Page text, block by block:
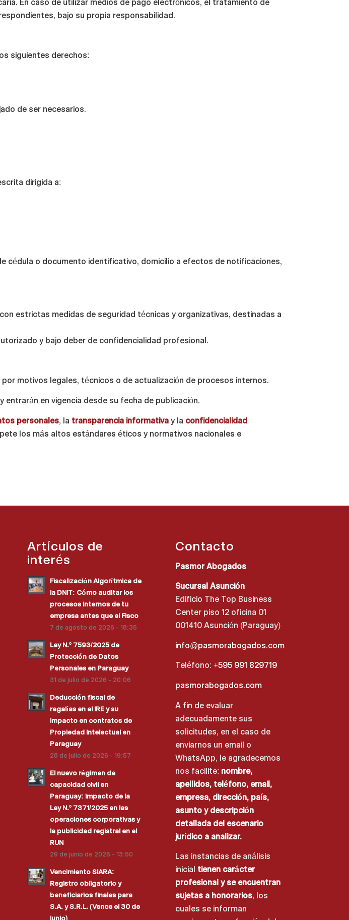
En caso de utilizar medios de pago electrónicos, el tratamiento de
bajo su propia responsabilidad.
siguientes derechos:
de ser necesarios.
dirigida a:
cédula o documento identificativo, domicilio a efectos de notificaciones,
estrictas medidas de seguridad técnicas y organizativas, destinadas a
y bajo deber de confidencialidad profesional.
motivos legales, técnicos o de actualización de procesos internos.
en vigencia desde su fecha de publicación.
personales, la transparencia informativa y la confidencialidad
los más altos estándares éticos y normativos nacionales e
Artículos de
interés
Fiscalización Algorítmica de
la DNIT: Cómo auditar los
procesos internos de tu
empresa antes que el Fisco
7 de agosto de 2026 - 18:35
Ley N.º 7593/2025 de
Protección de Datos
Personales en Paraguay
31 de julio de 2026 - 20:06
Deducción fiscal de
regalías en el IRE y su
impacto en contratos de
Propiedad Intelectual en
Paraguay
28 de julio de 2026 - 19:57
El nuevo régimen de
capacidad civil en
Paraguay: impacto de la
Ley N.º 7371/2025 en las
operaciones corporativas y
la publicidad registral en el
RUN
29 de junio de 2026 - 13:50
Vencimiento SIARA:
Registro obligatorio y
beneficiarios finales para
S.A. y S.R.L. (Vence el 30 de
junio)
Contacto
Pasmor Abogados
Sucursal Asunción
Edificio The Top Business
Center piso 12 oficina 01
001410 Asunción (Paraguay)
info@pasmorabogados.com
Teléfono: +595 991 829719
pasmorabogados.com
A fin de evaluar
adecuadamente sus
solicitudes, en el caso de
enviarnos un email o
WhatsApp, le agradecemos
nos facilite: nombre,
apellidos, teléfono, email,
empresa, dirección, país,
asunto y descripción
detallada del escenario
jurídico a analizar.
Las instancias de análisis
inicial tienen carácter
profesional y se encuentran
sujetas a honorarios, los
cuales se informan